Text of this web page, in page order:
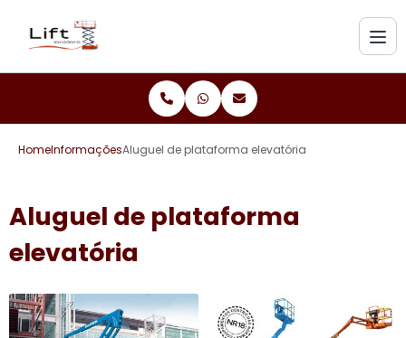
HomeInformaçõesAluguel de plataforma elevatória
Aluguel de plataforma
elevatória